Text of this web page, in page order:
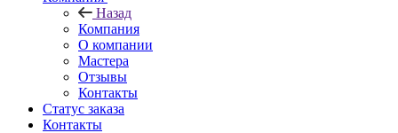
Назад
Компания
О компании
Мастера
Отзывы
Контакты
Статус заказа
Контакты